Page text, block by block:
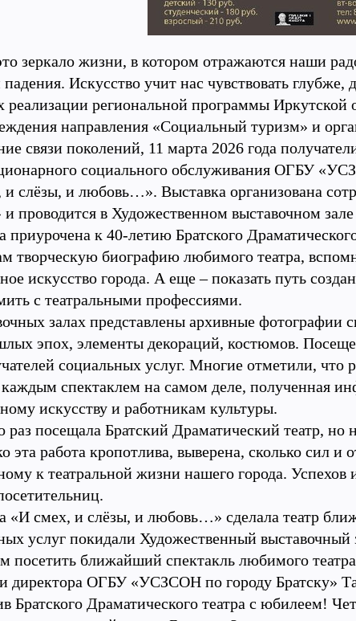
зеркало жизни, в котором отражаются наши
падения. Искусство учит нас чувствовать
реализации региональной программы Иркутской
направления «Социальный туризм» и
связи поколений, 11 марта 2026 года
социального обслуживания ОГБУ
и слёзы, и любовь…». Выставка организована
проводится в Художественном выставочном
приурочена к 40-летию Братского
творческую биографию любимого театра,
искусство города. А еще – показать путь
с театральными профессиями.
залах представлены архивные фотографии
эпох, элементы декораций, костюмов.
социальных услуг. Многие отметили, что
каждым спектаклем на самом деле, полученная
искусству и работникам культуры.
раз посещала Братский Драматический театр, но
эта работа кропотлива, выверена, сколько сил
к театральной жизни нашего города.
«И смех, и слёзы, и любовь…» сделала театр
услуг покидали Художественный
посетить ближайший спектакль любимого
директора ОГБУ «УСЗСОН по городу Братску»
Братского Драматического театра с юбилеем!